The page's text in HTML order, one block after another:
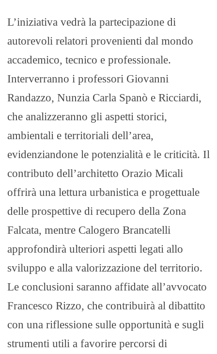
L’iniziativa vedrà la partecipazione di
autorevoli relatori provenienti dal mondo
accademico, tecnico e professionale.
Interverranno i professori Giovanni
Randazzo, Nunzia Carla Spanò e Ricciardi,
che analizzeranno gli aspetti storici,
ambientali e territoriali dell’area,
evidenziandone le potenzialità e le criticità. Il
contributo dell’architetto Orazio Micali
offrirà una lettura urbanistica e progettuale
delle prospettive di recupero della Zona
Falcata, mentre Calogero Brancatelli
approfondirà ulteriori aspetti legati allo
sviluppo e alla valorizzazione del territorio.
Le conclusioni saranno affidate all’avvocato
Francesco Rizzo, che contribuirà al dibattito
con una riflessione sulle opportunità e sugli
strumenti utili a favorire percorsi di